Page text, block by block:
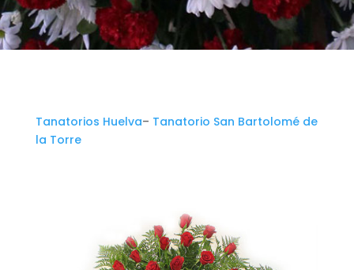
Tanatorios Huelva– Tanatorio San Bartolomé de
la Torre